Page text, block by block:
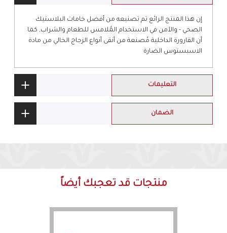
إن هذا المنتج الرائع تم تصنيعه من أفضل خامات البلاستيك
الصحي - والآمن في الاستخدام المُلامس للطعام والشراب, كما
أن القارورة الداخلية مُصنعة من أنقى أنواع الزجاج الخالي من مادة
الاسبستوس الضارة
التعليمات
الضمان
منتجات قد تعجبك أيضاً